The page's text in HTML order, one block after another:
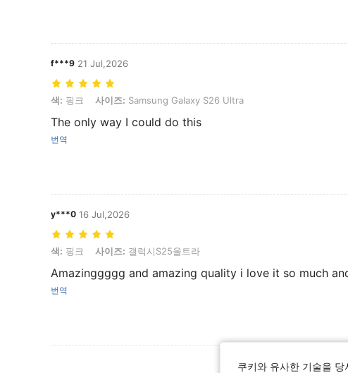
f***9 21 Jul,2026
색: 핑크, 사이즈: Samsung Galaxy S26 Ultra
색: 핑크 사이즈: Samsung Galaxy S26 Ultra
The only way I could do this
번역
y***0 16 Jul,2026
색: 핑크, 사이즈: 갤럭시S25울트라
색: 핑크 사이즈: 갤럭시S25울트라
Amazinggggg and amazing quality i love it so much
번역
리뷰 더 보기
쿠키와 유사한 기술을